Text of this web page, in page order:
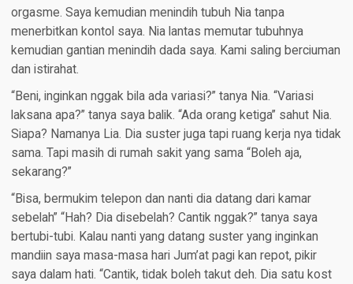
orgasme. Saya kemudian menindih tubuh Nia tanpa
menerbitkan kontol saya. Nia lantas memutar tubuhnya
kemudian gantian menindih dada saya. Kami saling berciuman
dan istirahat.
“Beni, inginkan nggak bila ada variasi?” tanya Nia. “Variasi
laksana apa?” tanya saya balik. “Ada orang ketiga” sahut Nia.
Siapa? Namanya Lia. Dia suster juga tapi ruang kerja nya tidak
sama. Tapi masih di rumah sakit yang sama “Boleh aja,
sekarang?”
“Bisa, bermukim telepon dan nanti dia datang dari kamar
sebelah” “Hah? Dia disebelah? Cantik nggak?” tanya saya
bertubi-tubi. Kalau nanti yang datang suster yang inginkan
mandiin saya masa-masa hari Jum’at pagi kan repot, pikir
saya dalam hati. “Cantik, tidak boleh takut deh. Dia satu kost